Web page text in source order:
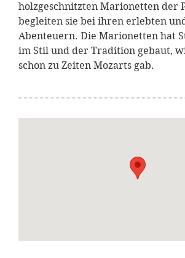
holzgeschnitzten Marionetten der
begleiten sie bei ihren erlebten
Abenteuern. Die Marionetten hat
im Stil und der Tradition gebaut,
schon zu Zeiten Mozarts gab.